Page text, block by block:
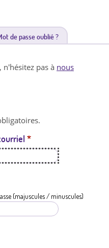
de passe oublié ?
n'hésitez pas à nous
*
(majuscules / minuscules)